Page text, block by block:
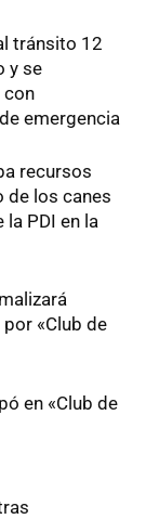
tránsito 12
y se
con
emergencia
recursos
de los canes
PDI en la
«Club de
en «Club de